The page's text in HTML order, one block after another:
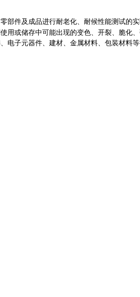
部件及成品进行耐老化、耐候性能测试的
用或储存中可能出现的变色、开裂、脆化
电子元器件、建材、金属材料、包装材料